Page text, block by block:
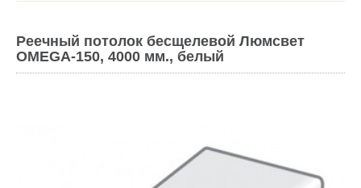
Реечный потолок бесщелевой Люмсвет
OMEGA-150, 4000 мм., белый